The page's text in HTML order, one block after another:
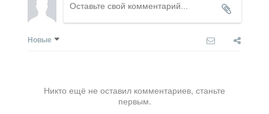
Новые
Никто ещё не оставил комментариев, станьте
первым.